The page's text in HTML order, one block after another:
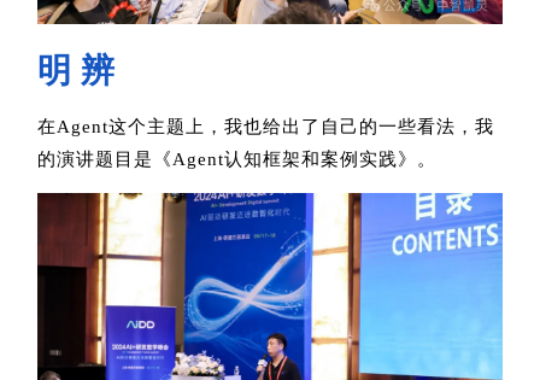
明 辨
在Agent这个主题上，我也给出了自己的一些看法，我
的演讲题目是《Agent认知框架和案例实践》。